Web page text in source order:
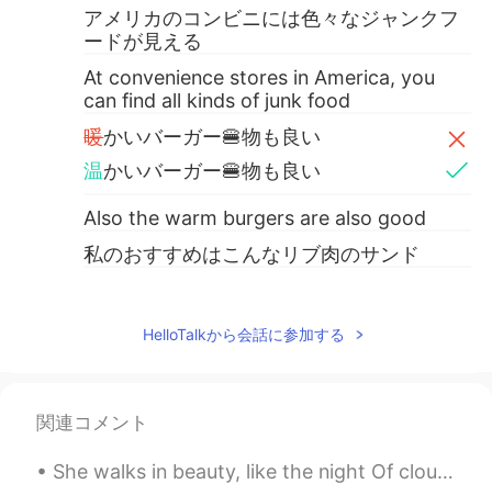
アメリカのコンビニには色々なジャンクフ
ードが見える
At convenience stores in America, you
can find all kinds of junk food
暖かいバーガー🍔物も良い
温かいバーガー🍔物も良い
Also the warm burgers are also good
私のおすすめはこんなリブ肉のサンド
そして、小さいコンビニのライフハックも
convenience store
チップスを買えば、時々薬味も付いても大
HelloTalkから会話に参加する
関連コメント
She walks in beauty, like the night Of cloudless climes and starry skies; And all that’s best of ...